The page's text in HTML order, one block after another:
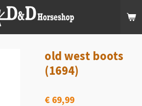
old west boots
(1694)
€ 69,99